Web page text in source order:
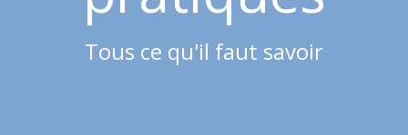
Tous ce qu'il faut savoir